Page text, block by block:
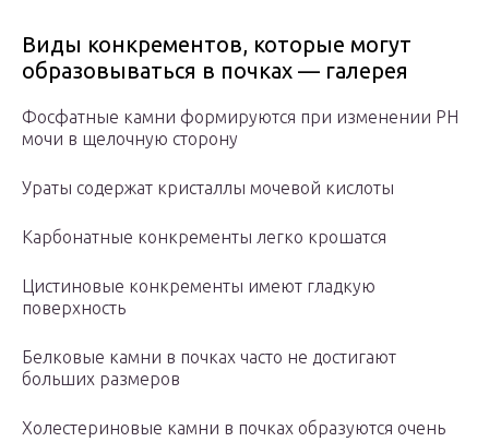
Виды конкрементов, которые могут
образовываться в почках — галерея
Фосфатные камни формируются при изменении PH
мочи в щелочную сторону
Ураты содержат кристаллы мочевой кислоты
Карбонатные конкременты легко крошатся
Цистиновые конкременты имеют гладкую
поверхность
Белковые камни в почках часто не достигают
больших размеров
Холестериновые камни в почках образуются очень